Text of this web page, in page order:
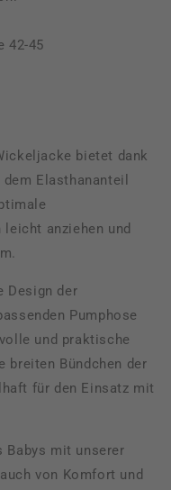
42-45
bietet dank
Elasthananteil
anziehen und
Design der
Pumphose
und praktische
breiten Bündchen der
für den Einsatz mit
Babys mit unserer
von Komfort und